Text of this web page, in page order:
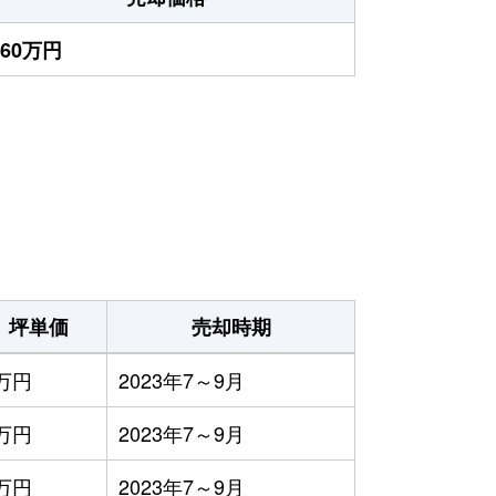
万円
坪単価
売却時期
円
2023年7～9月
円
2023年7～9月
円 2023年7～9月